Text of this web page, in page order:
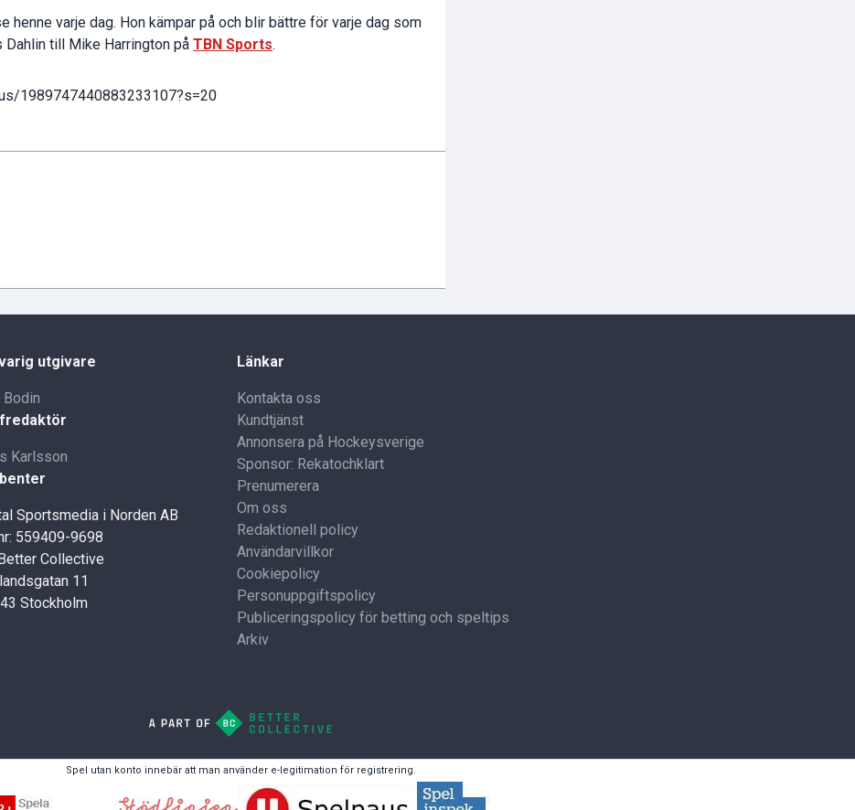
henne varje dag. Hon kämpar på och blir bättre för varje dag som
till Mike Harrington på TBN Sports.
1989747440883233107?s=20
utgivare
Karlsson
Sportsmedia i Norden AB
559409-9698
Collective
11
Stockholm
Länkar
Kontakta oss
Kundtjänst
Annonsera på Hockeysverige
Sponsor: Rekatochklart
Prenumerera
Om oss
Redaktionell policy
Användarvillkor
Cookiepolicy
Personuppgiftspolicy
Publiceringspolicy för betting och speltips
Arkiv
Spel utan konto innebär att man använder e-legitimation för registrering.